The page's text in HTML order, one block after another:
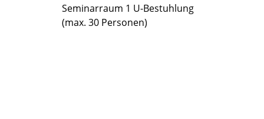
Seminarraum 1 U-Bestuhlung
(max. 30 Personen)